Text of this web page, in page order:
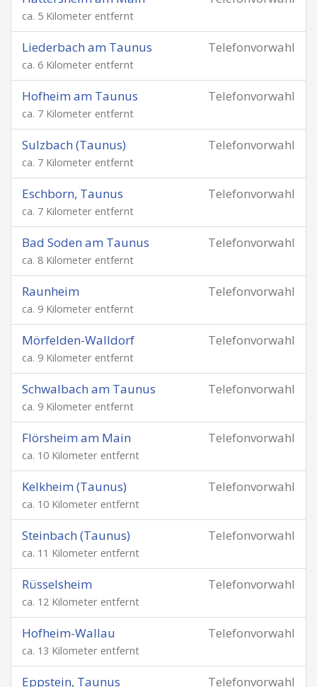
ca. 5 Kilometer entfernt
Telefonvorwahl
Liederbach am Taunus
ca. 6 Kilometer entfernt
Telefonvorwahl
Hofheim am Taunus
ca. 7 Kilometer entfernt
Telefonvorwahl
Sulzbach (Taunus)
ca. 7 Kilometer entfernt
Telefonvorwahl
Eschborn, Taunus
ca. 7 Kilometer entfernt
Telefonvorwahl
Bad Soden am Taunus
ca. 8 Kilometer entfernt
Telefonvorwahl
Raunheim
ca. 9 Kilometer entfernt
Telefonvorwahl
Mörfelden-Walldorf
ca. 9 Kilometer entfernt
Telefonvorwahl
Schwalbach am Taunus
ca. 9 Kilometer entfernt
Telefonvorwahl
Flörsheim am Main
ca. 10 Kilometer entfernt
Telefonvorwahl
Kelkheim (Taunus)
ca. 10 Kilometer entfernt
Telefonvorwahl
Steinbach (Taunus)
ca. 11 Kilometer entfernt
Telefonvorwahl
Rüsselsheim
ca. 12 Kilometer entfernt
Telefonvorwahl
Hofheim-Wallau
ca. 13 Kilometer entfernt
Telefonvorwahl
Eppstein, Taunus